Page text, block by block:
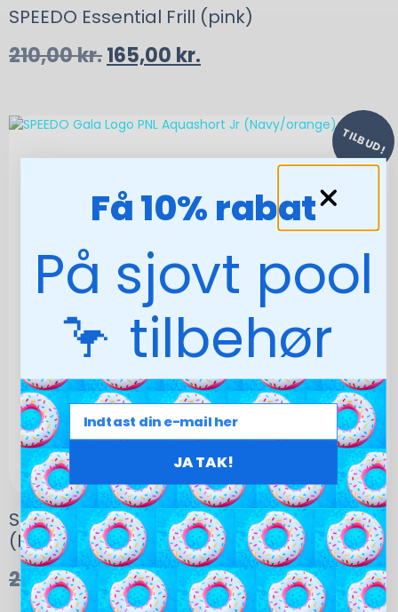
SPEEDO Essential Frill (pink)
210,00kr.165,00 kr.
TILBUD!
SPEEDO Gala Logo PNL Aquashort Jr
(Navy/orange)
235,00kr.175,00kr.
Få 10% rabat
På sjovt pool
🦩 tilbehør
JA TAK!